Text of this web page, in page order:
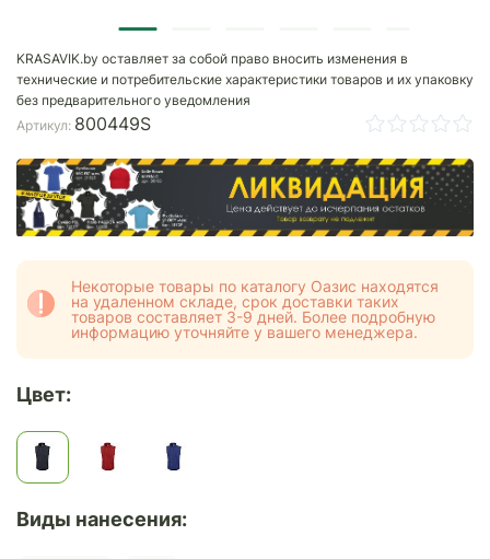
KRASAVIK.by оставляет за собой право вносить изменения в
технические и потребительские характеристики товаров и их упаковку
без предварительного уведомления
Артикул: 800449S
Некоторые товары по каталогу Оазис находятся
на удаленном складе, срок доставки таких
товаров составляет 3-9 дней. Более подробную
информацию уточняйте у вашего менеджера.
Цвет:
Виды нанесения: